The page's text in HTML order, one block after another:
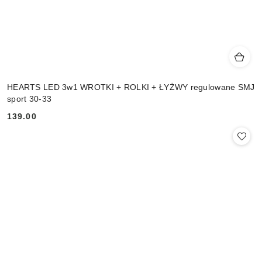
HEARTS LED 3w1 WROTKI + ROLKI + ŁYŻWY regulowane SMJ
sport 30-33
Cena:
139.00